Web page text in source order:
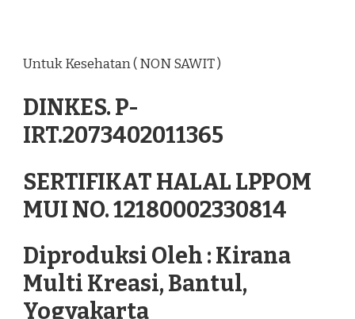
Untuk Kesehatan ( NON SAWIT )
DINKES. P-
IRT.2073402011365
SERTIFIKAT HALAL LPPOM
MUI NO. 12180002330814
Diproduksi Oleh : Kirana
Multi Kreasi, Bantul,
Yogyakarta